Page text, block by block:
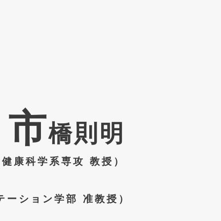
​市橋則明
康科学系専攻 教授）
ション学部 准教授）